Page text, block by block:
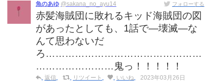
魚のあゆ @sakana_no_ayu14 フォローする
赤髪海賊団に敗れるキッド海賊団の図
があったとしても、1話で―壊滅―な
んて思わないだ
ろ…………………………………………
……………………鬼っ！！！！！
返信 リツイート いいね
2023年03月26日